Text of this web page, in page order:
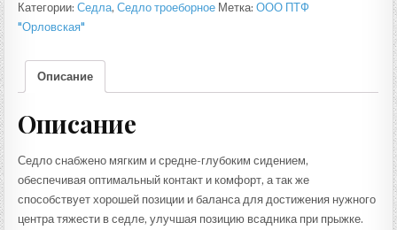
Категории:Седла,Седло троеборное Метка:ООО ПТФ
"Орловская"
Описание
Описание
Седло снабжено мягким и средне-глубоким сидением,
обеспечивая оптимальный контакт и комфорт, а так же
способствует хорошей позиции и баланса для достижения нужного
центра тяжести в седле, улучшая позицию всадника при прыжке.